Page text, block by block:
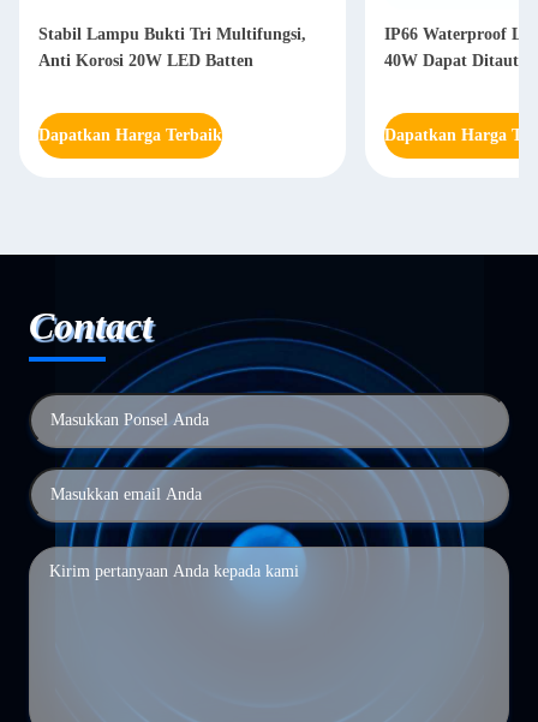
Stabil Lampu Bukti Tri Multifungsi,
Anti Korosi 20W LED Batten
Dapatkan Harga Terbaik
IP66 Waterproof
40W Dapat
Dapatkan Harga
Contact